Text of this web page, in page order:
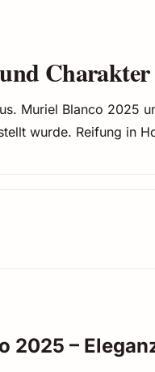
Charakter
Muriel Blanco 2025
wurde. Reifung in
2025 –